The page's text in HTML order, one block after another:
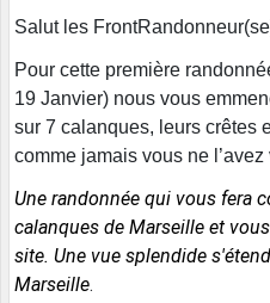
Salut les
Pour cette première
19 Janvier) nous vous
sur 7 calanques, leurs crêtes
comme jamais vous ne l’avez
Une randonnée qui vous fera
calanques de Marseille et
site. Une vue splendide
Marseille.